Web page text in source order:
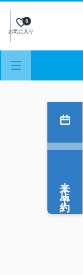
お気に入り
0
来店予約